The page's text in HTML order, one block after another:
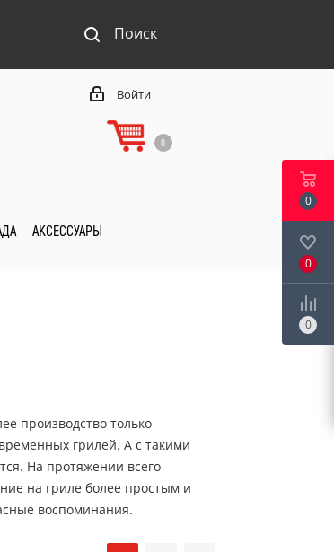
Поиск
Войти
0
АКСЕССУАРЫ
производство только
грилей. А с такими
На протяжении всего
на гриле более простым и
воспоминания.
0
0
0